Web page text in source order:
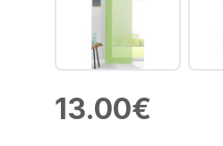
13.00€